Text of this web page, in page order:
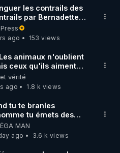
de méditation et
code
les contrails des
par Bernadette
ago
153 views
animaux n'oublient
ceux qu'ils aiment…
vérité
ago
1.8 k views
tu te branles
tu émets des
ils ont juste omis de
MAN
ago
3.6 k views